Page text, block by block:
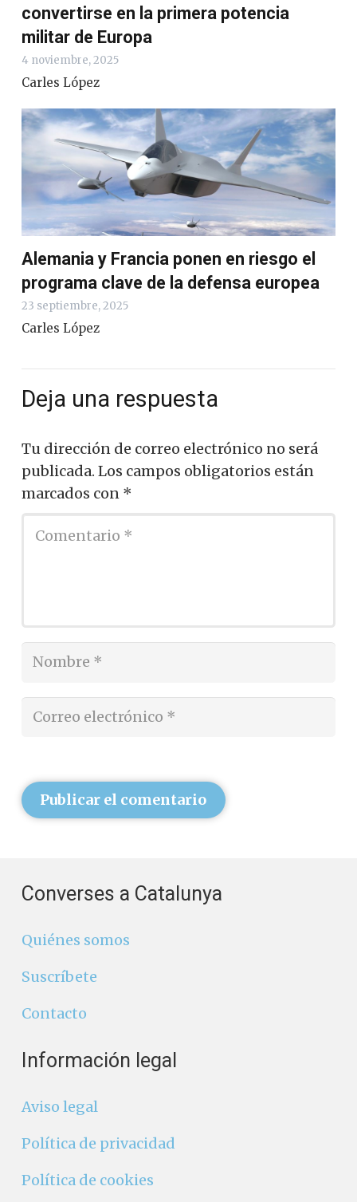
convertirse en la primera potencia
militar de Europa
4 noviembre, 2025
Carles López
Alemania y Francia ponen en riesgo el
programa clave de la defensa europea
23 septiembre, 2025
Carles López
Deja una respuesta
Tu dirección de correo electrónico no será
publicada. Los campos obligatorios están
marcados con *
Publicar el comentario
Converses a Catalunya
Quiénes somos
Suscríbete
Contacto
Información legal
Aviso legal
Política de privacidad
Política de cookies